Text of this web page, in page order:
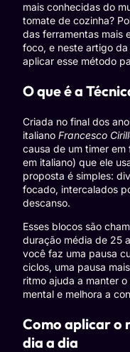
mais conhecidas do
tomate de cozinha?
das ferramentas mais
foco, e neste artigo da
aplicar esse método
O que é a
Criada no final dos
italiano Francesco
causa de um timer em
em italiano) que ele
proposta é simples:
focado, intercalados
descanso.
Esses blocos são
duração média de 25
você faz uma pausa
ciclos, uma pausa
ritmo ajuda a manter
mental e melhora a
Como aplicar o
dia a dia